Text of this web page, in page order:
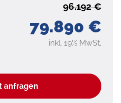
79.890 €
96.192 €
inkl. 19% MwSt.
anfragen